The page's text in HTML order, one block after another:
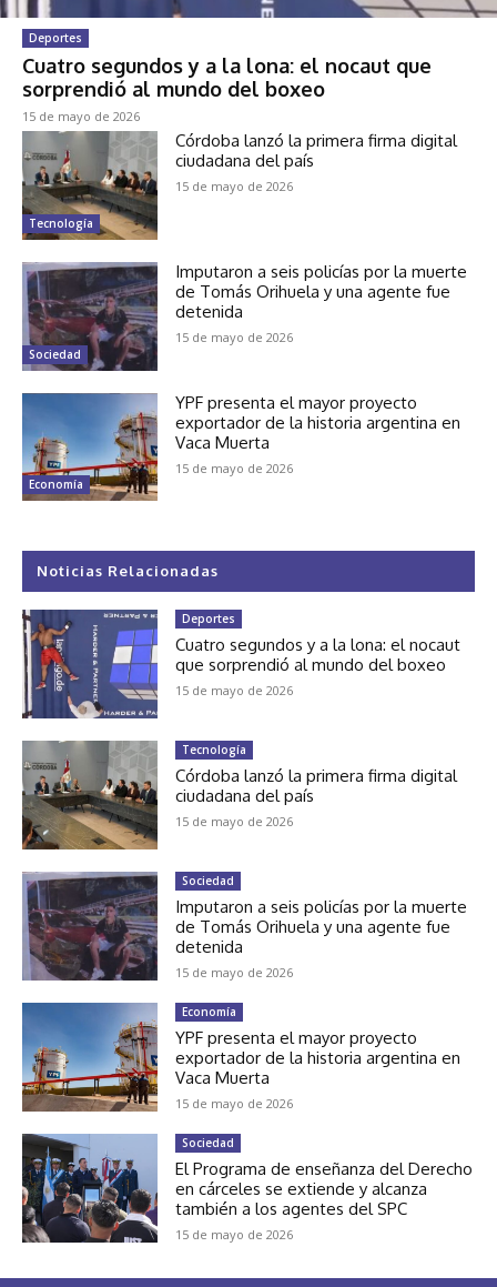
Deportes
Cuatro segundos y a la lona: el nocaut que
sorprendió al mundo del boxeo
15 de mayo de 2026
Tecnología
Córdoba lanzó la primera firma digital
ciudadana del país
15 de mayo de 2026
Sociedad
Imputaron a seis policías por la muerte
de Tomás Orihuela y una agente fue
detenida
15 de mayo de 2026
Economía
YPF presenta el mayor proyecto
exportador de la historia argentina en
Vaca Muerta
15 de mayo de 2026
Noticias Relacionadas
Deportes
Cuatro segundos y a la lona: el nocaut
que sorprendió al mundo del boxeo
15 de mayo de 2026
Tecnología
Córdoba lanzó la primera firma digital
ciudadana del país
15 de mayo de 2026
Sociedad
Imputaron a seis policías por la muerte
de Tomás Orihuela y una agente fue
detenida
15 de mayo de 2026
Economía
YPF presenta el mayor proyecto
exportador de la historia argentina en
Vaca Muerta
15 de mayo de 2026
Sociedad
El Programa de enseñanza del Derecho
en cárceles se extiende y alcanza
también a los agentes del SPC
15 de mayo de 2026